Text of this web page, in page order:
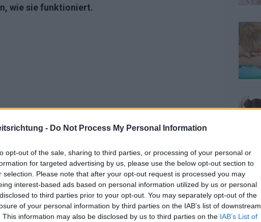
- Do Not Process My Personal Information
opt-out of the sale, sharing to third parties, or processing of your personal or
for targeted advertising by us, please use the below opt-out section to
selection. Please note that after your opt-out request is processed you may
interest-based ads based on personal information utilized by us or personal
to third parties prior to your opt-out. You may separately opt-out of the
of your personal information by third parties on the IAB’s list of downstream
This information may also be disclosed by us to third parties on the IAB’s List of
wie sie funktioniert.
Menschen. Die Fähigkeit,räumlichzu hören,
ohne unseren Sehsinn einsetzen zu
oder ein Smartphone natürlich. Dasselektive
mit einer Vielzahl von Geräuschen zu sprechen,